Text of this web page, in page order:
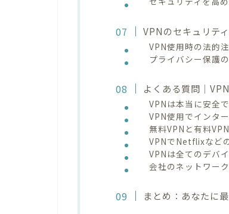
VPNのセキュリテ
VPN使用時の法的
プライバシー保護
よくある質問｜
VPNは本当に安全
VPN使用でインタ
無料VPNと有料
VPNでNetflixなど
VPNは全てのデバ
会社のネットワー
まとめ：あなたに